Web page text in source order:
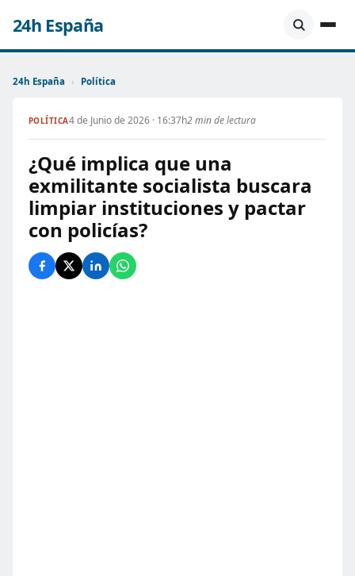
24h España
24h España › Política
POLÍTICA4 de Junio de 2026 · 16:37h2 min de lectura
¿Qué implica que una
exmilitante socialista buscara
limpiar instituciones y pactar
con policías?